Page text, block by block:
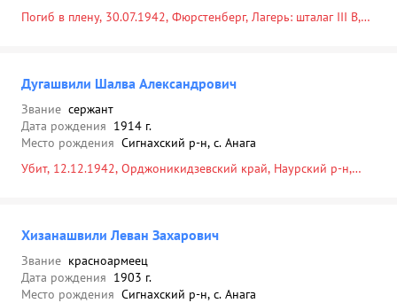
Погиб в плену, 30.07.1942, Фюрстенберг, Лагерь: шталаг III B,
Дугашвили Шалва Александрович
Звание сержант
Дата рождения 1914 г.
Место рождения Сигнахский р-н, с. Анага
Убит, 12.12.1942, Орджоникидзевский край, Наурский р-н,
Хизанашвили Леван Захарович
Звание красноармеец
Дата рождения 1903 г.
Место рождения Сигнахский р-н, с. Анага